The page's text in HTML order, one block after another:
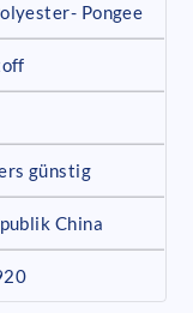
Pongee
günstig
China